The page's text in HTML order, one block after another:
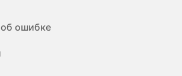
ошибке